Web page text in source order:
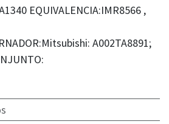
EQUIVALENCIA:IMR8566 ,
A002TA8891;